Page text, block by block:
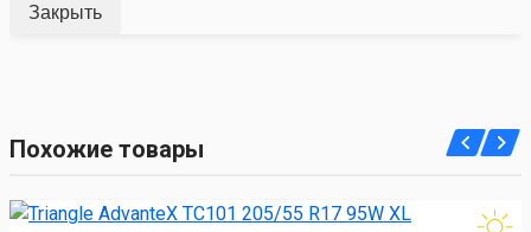
Закрыть
Похожие товары